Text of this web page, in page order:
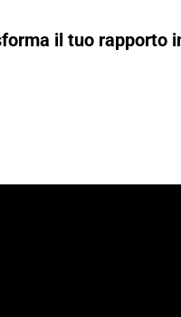
il tuo rapporto